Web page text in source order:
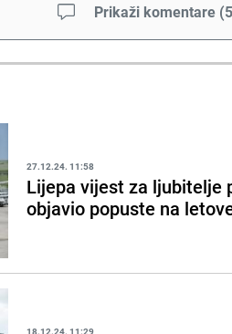
Prikaži komentare (5
27.12.24. 11:58
Lijepa vijest za ljubitelje
objavio popuste na